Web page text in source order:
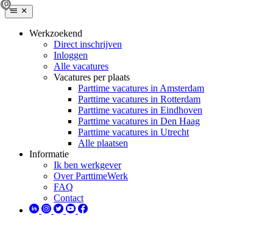
Werkzoekend
Direct inschrijven
Inloggen
Alle vacatures
Vacatures per plaats
Parttime vacatures in Amsterdam
Parttime vacatures in Rotterdam
Parttime vacatures in Eindhoven
Parttime vacatures in Den Haag
Parttime vacatures in Utrecht
Alle plaatsen
Informatie
Ik ben werkgever
Over ParttimeWerk
FAQ
Contact